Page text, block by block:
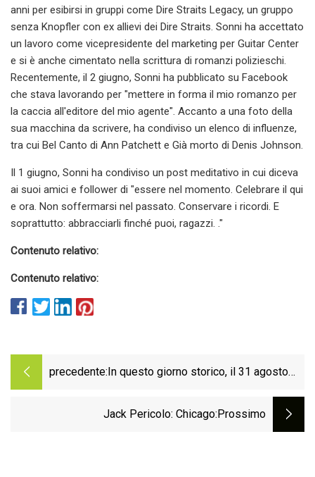
anni per esibirsi in gruppi come Dire Straits Legacy, un gruppo
senza Knopfler con ex allievi dei Dire Straits. Sonni ha accettato
un lavoro come vicepresidente del marketing per Guitar Center
e si è anche cimentato nella scrittura di romanzi polizieschi.
Recentemente, il 2 giugno, Sonni ha pubblicato su Facebook
che stava lavorando per "mettere in forma il mio romanzo per
la caccia all'editore del mio agente". Accanto a una foto della
sua macchina da scrivere, ha condiviso un elenco di influenze,
tra cui Bel Canto di Ann Patchett e Già morto di Denis Johnson.
Il 1 giugno, Sonni ha condiviso un post meditativo in cui diceva
ai suoi amici e follower di "essere nel momento. Celebrare il qui
e ora. Non soffermarsi nel passato. Conservare i ricordi. E
soprattutto: abbracciarli finché puoi, ragazzi. ."
Contenuto relativo:
Contenuto relativo:
precedente: In questo giorno storico, il 31 agosto
prima vittima
Jack Pericolo: Chicago:Prossimo